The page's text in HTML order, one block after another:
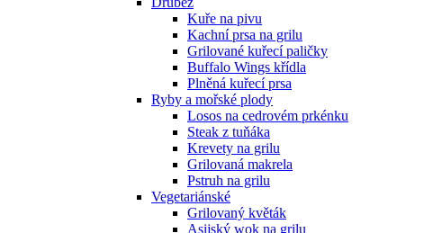
Kuře na pivu
Kachní prsa na grilu
Grilované kuřecí paličky
Buffalo Wings křídla
Plněná kuřecí prsa
Ryby a mořské plody
Losos na cedrovém prkénku
Steak z tuňáka
Krevety na grilu
Grilovaná makrela
Pstruh na grilu
Vegetariánské
Grilovaný květák
Asijský wok na grilu